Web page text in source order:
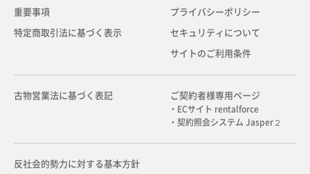
重要事項
特定商取引法に基づく表示
プライバシーポリシー
セキュリティについて
サイトのご利用条件
古物営業法に基づく表記 ご契約者様専用ページ
・ECサイト rentalforce
・契約照会システム Jasper２
反社会的勢力に対する基本方針